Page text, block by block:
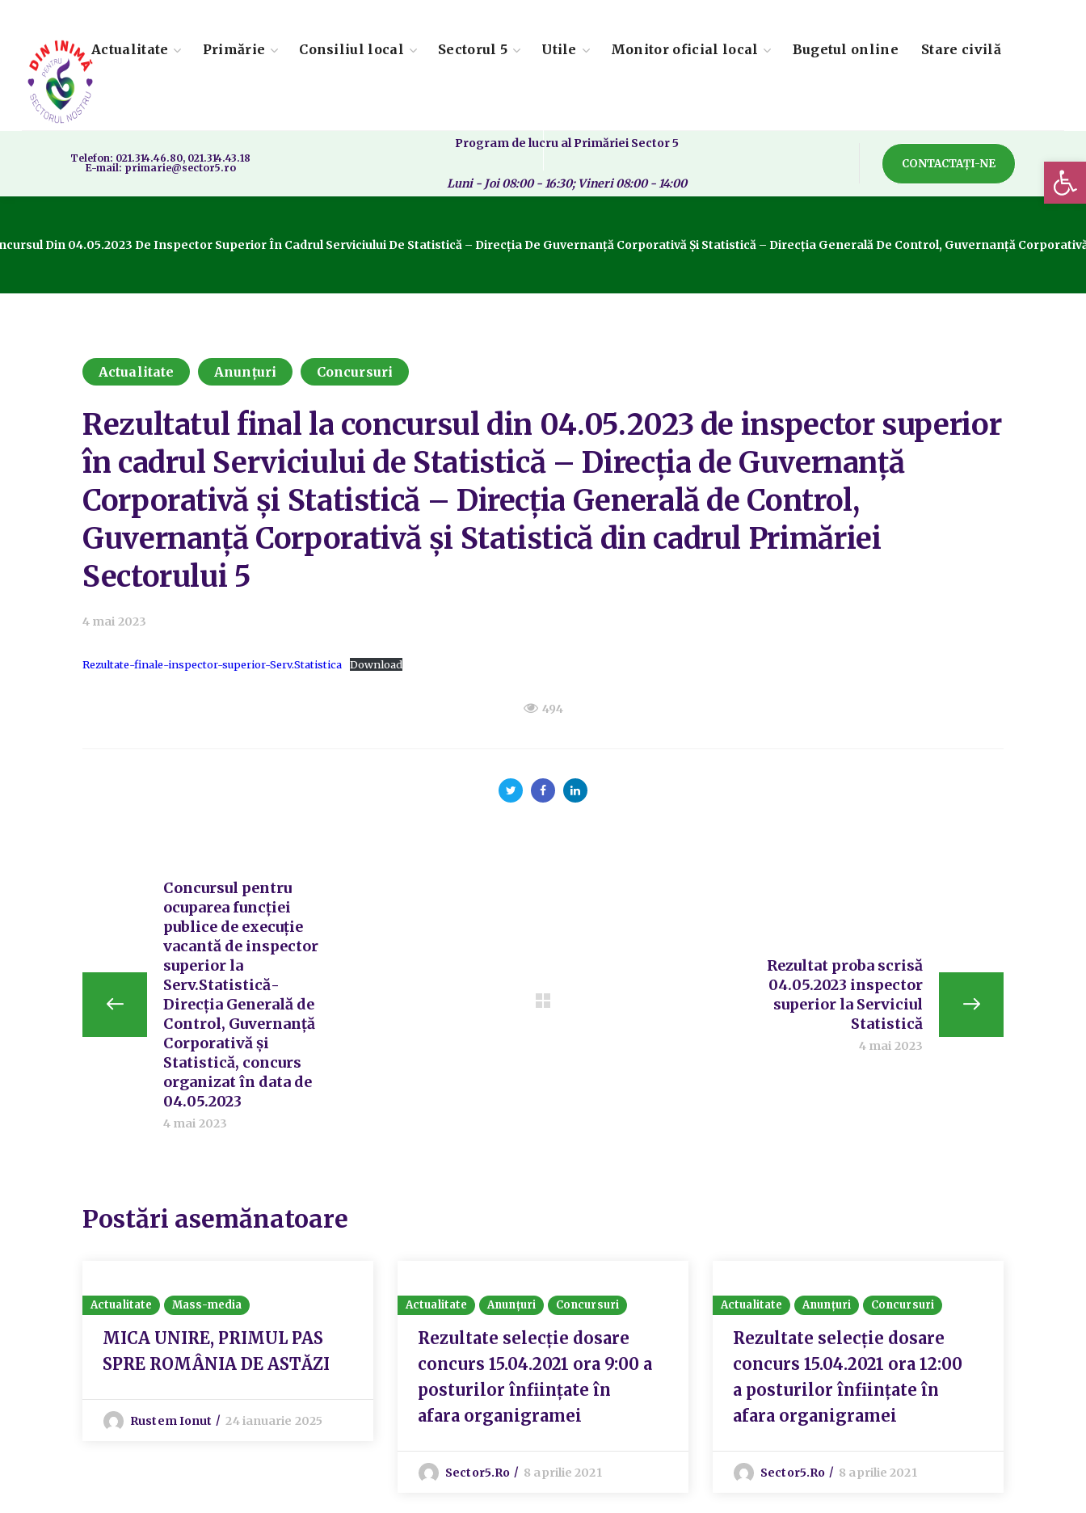
Actualitate Primărie Consiliul local Sectorul 5 Utile Monitor oficial local Bugetul online Stare civilă
Telefon: 021.314.46.80, 021.314.43.18
E-mail: primarie@sector5.ro
Program de lucru al Primăriei Sector 5
Luni - Joi 08:00 - 16:30; Vineri 08:00 - 14:00
CONTACTAȚI-NE
Din 04.05.2023 De Inspector Superior În Cadrul Serviciului De Statistică – Direcția De Guvernanță Corporativă Și Statistică – Direcția Generală De Control, Guvernanță
Actualitate Anunțuri Concursuri
Rezultatul final la concursul din 04.05.2023 de inspector superior
în cadrul Serviciului de Statistică – Direcția de Guvernanță
Corporativă și Statistică – Direcția Generală de Control,
Guvernanță Corporativă și Statistică din cadrul Primăriei
Sectorului 5
4 mai 2023
Rezultate-finale-inspector-superior-Serv.Statistica Download
494
Concursul pentru
ocuparea funcției
publice de execuție
vacantă de inspector
superior la
Serv.Statistică-
Direcția Generală de
Control, Guvernanță
Corporativă și
Statistică, concurs
organizat în data de
04.05.2023
4 mai 2023
Rezultat proba scrisă
04.05.2023 inspector
superior la Serviciul
Statistică
4 mai 2023
Postări asemănatoare
Actualitate Mass-media
MICA UNIRE, PRIMUL PAS
SPRE ROMÂNIA DE ASTĂZI
Rustem Ionut 24 ianuarie 2025
Actualitate Anunțuri Concursuri
Rezultate selecție dosare
concurs 15.04.2021 ora 9:00 a
posturilor înființate în
afara organigramei
Sector5.ro 8 aprilie 2021
Actualitate Anunțuri Concursuri
Rezultate selecție dosare
concurs 15.04.2021 ora 12:00
a posturilor înființate în
afara organigramei
Sector5.ro 8 aprilie 2021